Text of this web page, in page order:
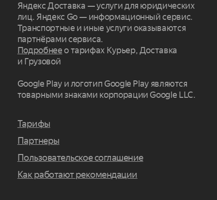
Яндекс Доставка — услуги для юридических
лиц. Яндекс Go — информационный сервис.
Транспортные и иные услуги оказываются
партнёрами сервиса.
Подробнеео тарифах Курьер, Доставка
и Грузовой
Google Play и логотип Google Play являются
товарными знаками корпорации Google LLC.
Тарифы
Партнеры
Пользовательское соглашение
Как работают рекомендации